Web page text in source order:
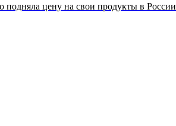
подняла цену на свои продукты в России